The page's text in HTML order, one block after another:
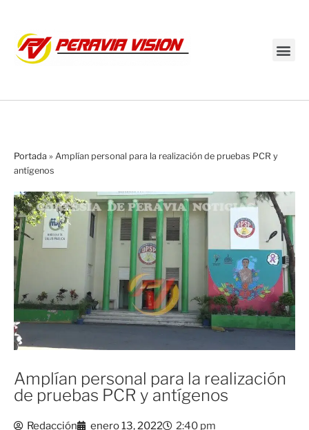
Portada » Amplían personal para la realización de pruebas PCR y
antígenos
Amplían personal para la realización
de pruebas PCR y antígenos
Redacción enero 13, 2022 2:40 pm